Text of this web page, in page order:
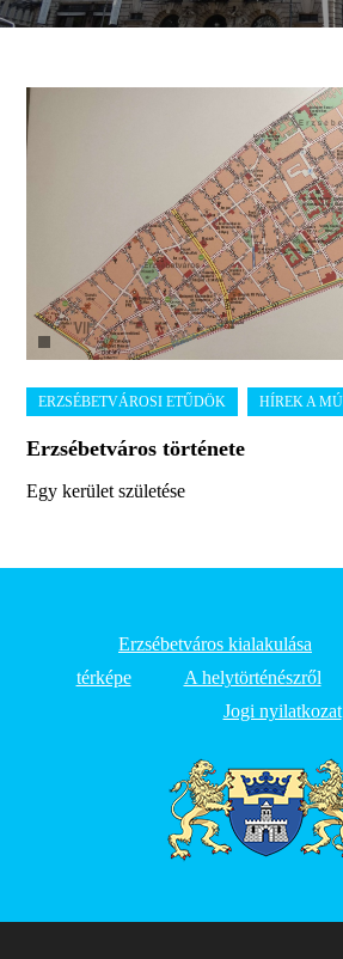
Erzsébetváros története
Egy kerület születése
Erzsébetváros kialakulása
térképe
A helytörténészről
Jogi nyilatkozat